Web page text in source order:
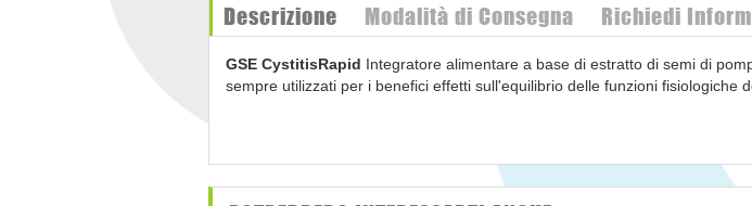
Descrizione Modalità di Consegna Richiedi
GSE CystitisRapid Integratore alimentare a base di estratto di semi di
sempre utilizzati per i benefici effetti sull'equilibrio delle funzioni fisiologiche
Agente di carica: cellulosa microcristallina e sodio carbossimetil cellulosa;
grandis, maltodestrina) estratto secco; erica (callunavulgaris) sommitá